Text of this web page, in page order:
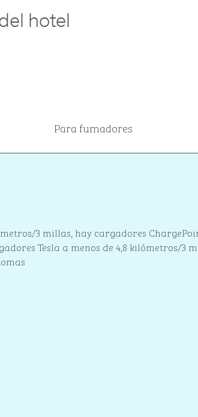
hotel
Para fumadores
3 millas, hay cargadores
Tesla a menos de 4,8 kilómetros/3